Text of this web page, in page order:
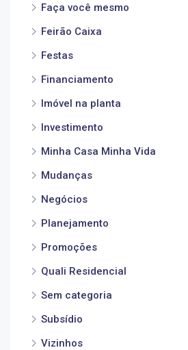
Faça você mesmo
Feirão Caixa
Festas
Financiamento
Imóvel na planta
Investimento
Minha Casa Minha Vida
Mudanças
Negócios
Planejamento
Promoções
Quali Residencial
Sem categoria
Subsídio
Vizinhos